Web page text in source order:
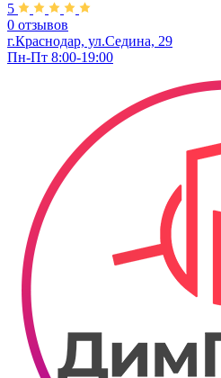
5
0 отзывов
г.Краснодар, ул.Седина, 29
Пн-Пт 8:00-19:00